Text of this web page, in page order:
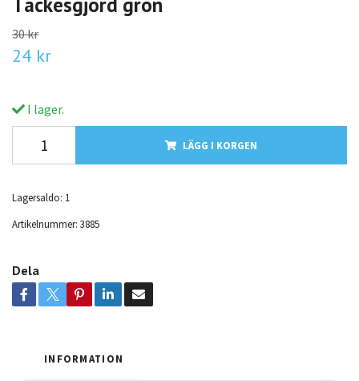
30 kr
24 kr
I lager.
LÄGG I KORGEN
Lagersaldo: 1
Artikelnummer: 3885
Dela
INFORMATION